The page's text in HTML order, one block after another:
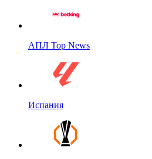
АПЛ Top News
Испания